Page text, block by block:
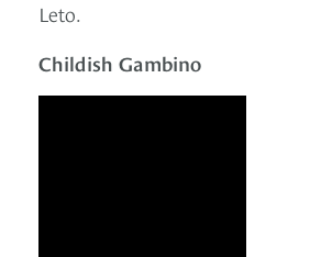
Leto.
Childish Gambino